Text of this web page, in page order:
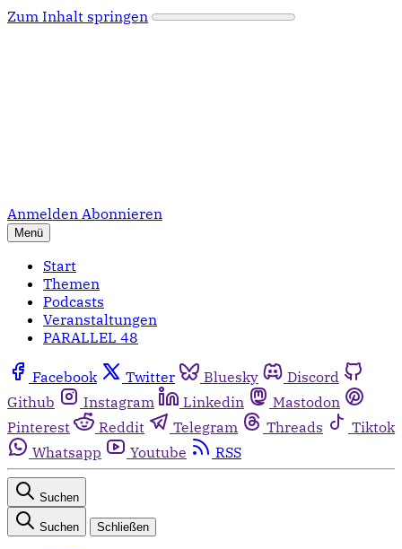
Zum Inhalt springen
Anmelden Abonnieren
Menü
Start
Themen
Podcasts
Veranstaltungen
PARALLEL 48
Facebook Twitter Bluesky
Discord
Github
Instagram Linkedin
Mastodon
Pinterest
Reddit Telegram Threads
Tiktok
Whatsapp
Youtube RSS
Suchen
Suchen Schließen